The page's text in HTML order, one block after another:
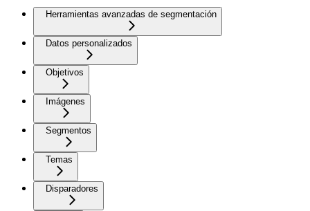
Herramientas avanzadas de segmentación
Datos personalizados
Objetivos
Imágenes
Segmentos
Temas
Disparadores